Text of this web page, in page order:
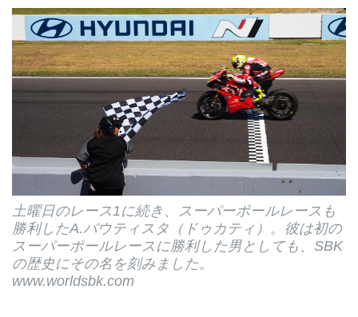
土曜日のレース1に続き、スーパーポールレースも
勝利したA.バウティスタ（ドゥカティ）。彼は初の
スーパーポールレースに勝利した男としても、SBK
の歴史にその名を刻みました。
www.worldsbk.com